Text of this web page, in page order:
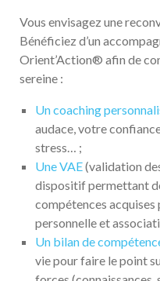
Vous envisagez une
Bénéficiez d’un
Orient’Action® afin de
sereine :
Un coaching
audace, votre
stress… ;
Une VAE(validation
dispositif permettant
compétences acquises
personnelle et
Un bilan de
vie pour faire le point